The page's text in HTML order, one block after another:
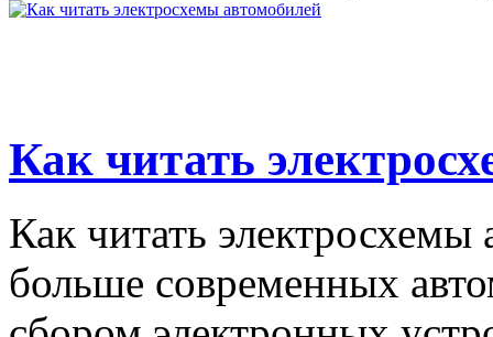
Как читать
Как читать
больше современных